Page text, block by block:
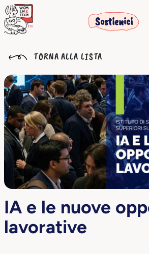
Sostienici
TORNA ALLA LISTA
IA e le nuove
lavorative